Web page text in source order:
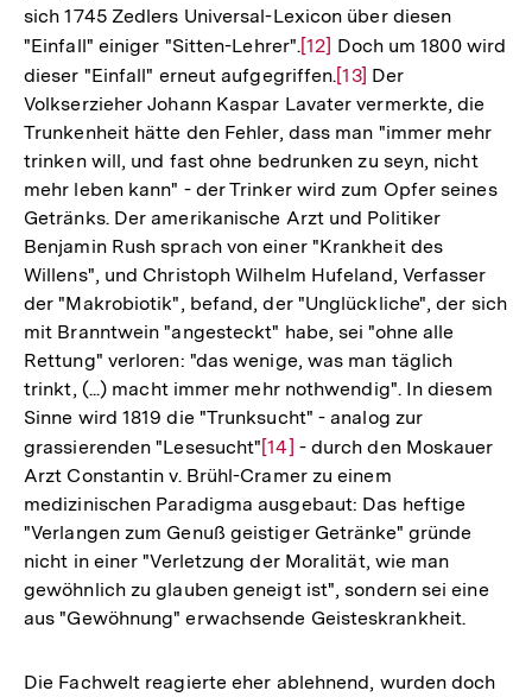
sich 1745 Zedlers Universal-Lexicon über diesen
"Einfall" einiger "Sitten-Lehrer".Zur
Auflösung
der
Fußnote
[12] Doch um 1800 wird
dieser "Einfall" erneut aufgegriffen.Zur
Auflösung
der
Fußnote
[13] Der
Volkserzieher Johann Kaspar Lavater vermerkte, die
Trunkenheit hätte den Fehler, dass man "immer mehr
trinken will, und fast ohne bedrunken zu seyn, nicht
mehr leben kann" - der Trinker wird zum Opfer seines
Getränks. Der amerikanische Arzt und Politiker
Benjamin Rush sprach von einer "Krankheit des
Willens", und Christoph Wilhelm Hufeland, Verfasser
der "Makrobiotik", befand, der "Unglückliche", der sich
mit Branntwein "angesteckt" habe, sei "ohne alle
Rettung" verloren: "das wenige, was man täglich
trinkt, (...) macht immer mehr nothwendig". In diesem
Sinne wird 1819 die "Trunksucht" - analog zur
grassierenden "Lesesucht"Zur
Auflösung
der
Fußnote
[14] - durch den Moskauer
Arzt Constantin v. Brühl-Cramer zu einem
medizinischen Paradigma ausgebaut: Das heftige
"Verlangen zum Genuß geistiger Getränke" gründe
nicht in einer "Verletzung der Moralität, wie man
gewöhnlich zu glauben geneigt ist", sondern sei eine
aus "Gewöhnung" erwachsende Geisteskrankheit.
Die Fachwelt reagierte eher ablehnend, wurden doch